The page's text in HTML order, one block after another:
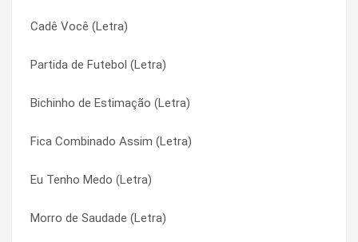
Cadê Você (Letra)
Partida de Futebol (Letra)
Bichinho de Estimação (Letra)
Fica Combinado Assim (Letra)
Eu Tenho Medo (Letra)
Morro de Saudade (Letra)
Sentimento Antigo (Letra)
Princesa Diamante (Letra)
Primeiros Erros (Letra)
Pra Sempre Paraíso (Letra)
Por Te Amar de Mais (Letra)
Partida de Futebol (Letra)
Cadê Você (Letra)
De Coração (Letra)
Disposto a Tudo (Letra)
Estou Vacinado (Letra)
Eu Penso Em Você (Letra)
Eu Quero Sempre Mais (Letra)